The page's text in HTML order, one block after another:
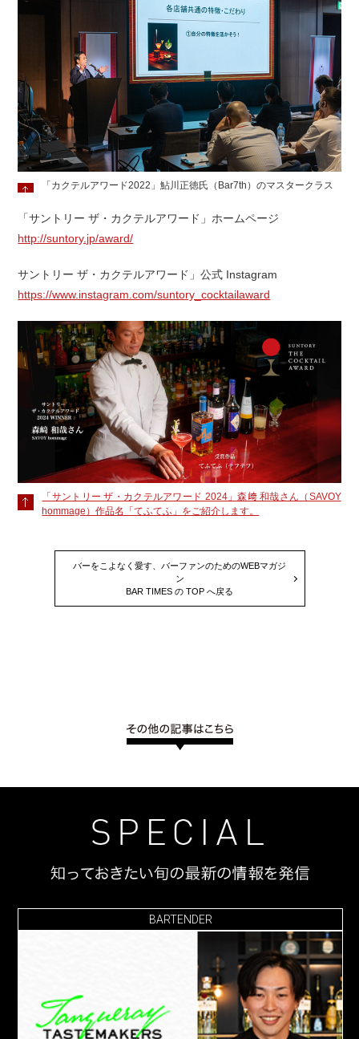
「カクテルアワード2022」鮎川正徳氏（Bar7th）のマスタークラス
「サントリー ザ・カクテルアワード」ホームページ
http://suntory.jp/award/
サントリー ザ・カクテルアワード」公式 Instagram
https://www.instagram.com/suntory_cocktailaward
「サントリー ザ・カクテルアワード 2024」森﨑 和哉さん（SAVOY
hommage）作品名「てふてふ」をご紹介します。
バーをこよなく愛す、バーファンのためのWEBマガジ
ン
BAR TIMES の TOP へ戻る
BARTENDER